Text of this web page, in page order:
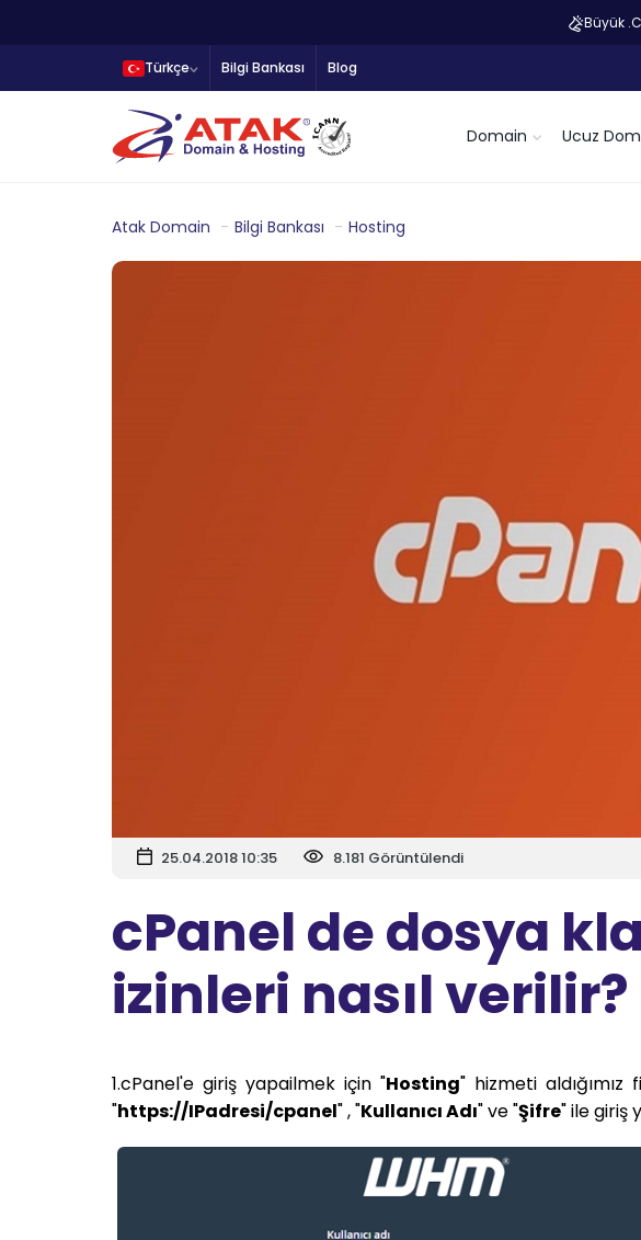
Büyük
Türkçe Bilgi Bankası Blog
Domain Ucuz
Atak Domain Bilgi Bankası Hosting
25.04.2018 10:35 8.181 Görüntülendi
cPanel de dosya
izinleri nasıl verilir?
1.cPanel'e giriş yapailmek için "Hosting" hizmeti
"https://IPadresi/cpanel" , "Kullanıcı Adı" ve "Şifre" ile giriş